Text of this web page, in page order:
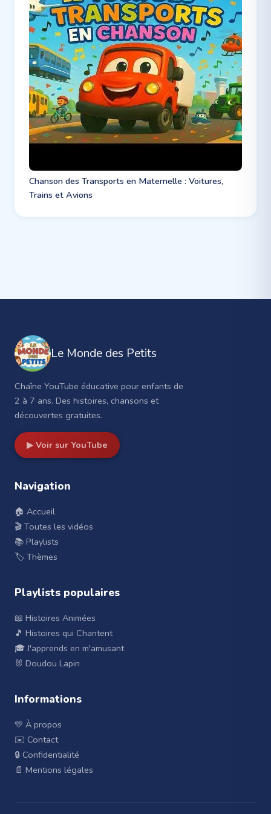
Chanson des Transports en Maternelle : Voitures,
Trains et Avions
Le Monde des Petits
Chaîne YouTube éducative pour enfants de
2 à 7 ans. Des histoires, chansons et
découvertes gratuites.
▶ Voir sur YouTube
Navigation
🏠 Accueil
🎬 Toutes les vidéos
📚 Playlists
🏷️ Thèmes
Playlists populaires
📖 Histoires Animées
🎵 Histoires qui Chantent
🎓 J'apprends en m'amusant
🐰 Doudou Lapin
Informations
💛 À propos
✉️ Contact
🔒 Confidentialité
📄 Mentions légales